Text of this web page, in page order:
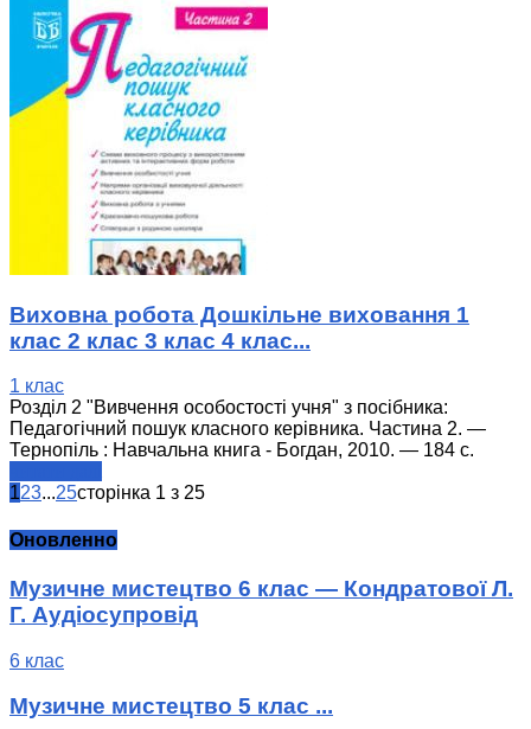
Виховна робота Дошкільне виховання 1
клас 2 клас 3 клас 4 клас...
1 клас
Розділ 2 "Вивчення особостості учня" з посібника:
Педагогічний пошук класного керівника. Частина 2. —
Тернопіль : Навчальна книга - Богдан, 2010. — 184 с.
123...25сторінка 1 з 25
Оновленно
Музичне мистецтво 6 клас — Кондратової Л.
Г. Аудіосупровід
6 клас
Музичне мистецтво 5 клас ...